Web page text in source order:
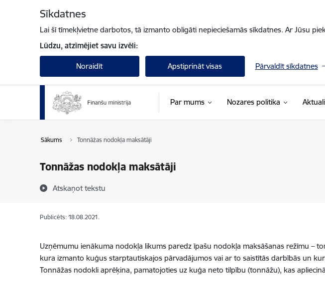
Sīkdatnes
Lai šī tīmekļvietne darbotos, tā izmanto obligāti nepieciešamās sīkdatnes. Ar Jūsu
Lūdzu, atzīmējiet savu izvēli:
Noraidīt Apstiprināt visas Pārvaldīt sīkdatnes
Par mums Nozares politika
Sākums Tonnāžas nodokļa maksātāji
Tonnāžas nodokļa maksātāji
Atskaņot tekstu
Publicēts: 18.08.2021.
Uzņēmumu ienākuma nodokļa likums paredz īpašu nodokļa maksāšanas režīmu –
kura izmanto kuģus starptautiskajos pārvadājumos vai ar to saistītās darbībās un
Tonnāžas nodokli aprēķina, pamatojoties uz kuģa neto tilpību (tonnāžu), kas